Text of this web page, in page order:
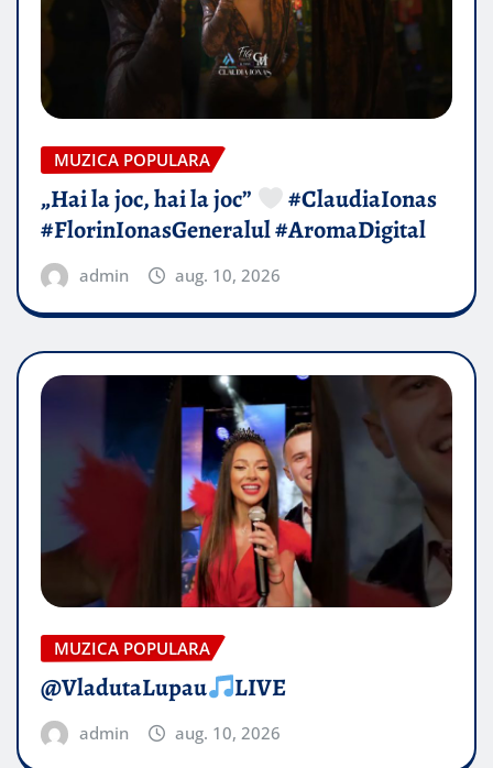
MUZICA POPULARA
„Hai la joc, hai la joc”
#ClaudiaIonas
#FlorinIonasGeneralul #AromaDigital
admin aug. 10, 2026
MUZICA POPULARA
@VladutaLupau LIVE
admin aug. 10, 2026